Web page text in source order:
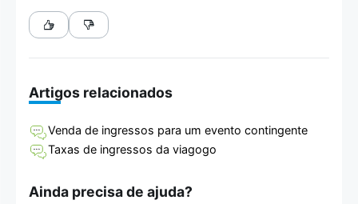
Artigos relacionados
Venda de ingressos para um evento contingente
Taxas de ingressos da viagogo
Ainda precisa de ajuda?